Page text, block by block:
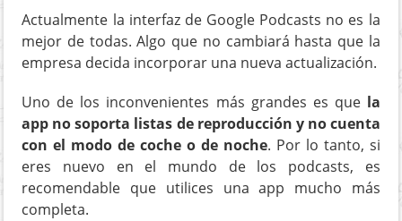
Actualmente la interfaz de Google Podcasts no es la
mejor de todas. Algo que no cambiará hasta que la
empresa decida incorporar una nueva actualización.
Uno de los inconvenientes más grandes es que la
app no soporta listas de reproducción y no cuenta
con el modo de coche o de noche. Por lo tanto, si
eres nuevo en el mundo de los podcasts, es
recomendable que utilices una app mucho más
completa.